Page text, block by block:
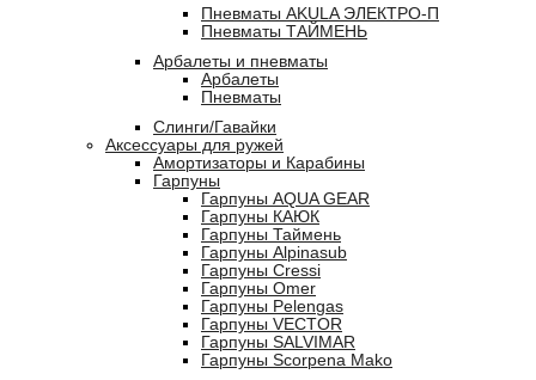
Пневматы AKULA ЭЛЕКТРО-П
Пневматы ТАЙМЕНЬ
Арбалеты и пневматы
Арбалеты
Пневматы
Слинги/Гавайки
Аксессуары для ружей
Амортизаторы и Карабины
Гарпуны
Гарпуны AQUA GEAR
Гарпуны КАЮК
Гарпуны Таймень
Гарпуны Alpinasub
Гарпуны Cressi
Гарпуны Omer
Гарпуны Pelengas
Гарпуны VECTOR
Гарпуны SALVIMAR
Гарпуны Scorpena Mako